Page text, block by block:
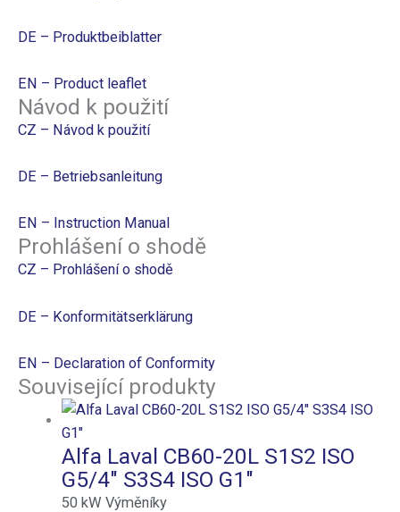
DE – Produktbeiblatter
EN – Product leaflet
Návod k použití
CZ – Návod k použití
DE – Betriebsanleitung
EN – Instruction Manual
Prohlášení o shodě
CZ – Prohlášení o shodě
DE – Konformitätserklärung
EN – Declaration of Conformity
Související produkty
Alfa Laval CB60-20L S1S2 ISO
G5/4″ S3S4 ISO G1″
50 kW Výměníky